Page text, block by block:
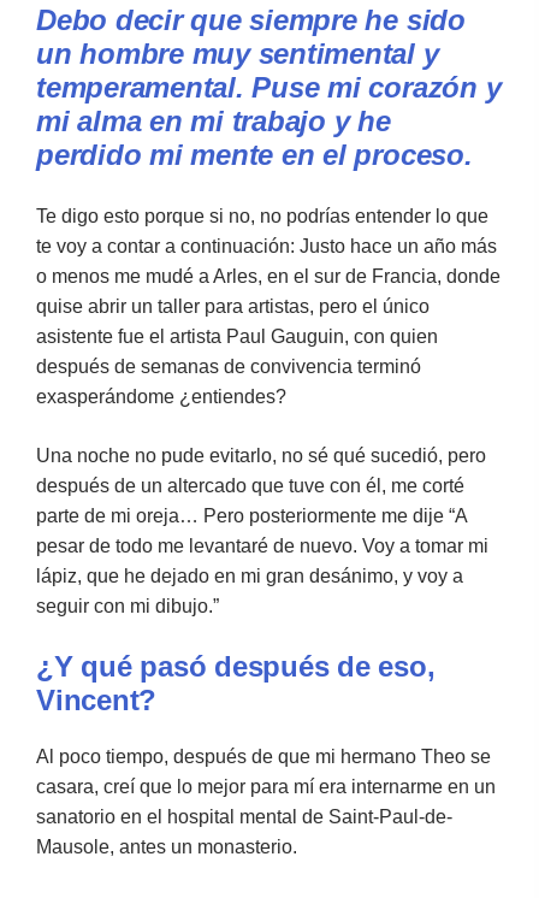
Debo decir que siempre he sido
un hombre muy sentimental y
temperamental. Puse mi corazón y
mi alma en mi trabajo y he
perdido mi mente en el proceso.
Te digo esto porque si no, no podrías entender lo que
te voy a contar a continuación: Justo hace un año más
o menos me mudé a Arles, en el sur de Francia, donde
quise abrir un taller para artistas, pero el único
asistente fue el artista Paul Gauguin, con quien
después de semanas de convivencia terminó
exasperándome ¿entiendes?
Una noche no pude evitarlo, no sé qué sucedió, pero
después de un altercado que tuve con él, me corté
parte de mi oreja… Pero posteriormente me dije “A
pesar de todo me levantaré de nuevo. Voy a tomar mi
lápiz, que he dejado en mi gran desánimo, y voy a
seguir con mi dibujo.”
¿Y qué pasó después de eso,
Vincent?
Al poco tiempo, después de que mi hermano Theo se
casara, creí que lo mejor para mí era internarme en un
sanatorio en el hospital mental de Saint-Paul-de-
Mausole, antes un monasterio.